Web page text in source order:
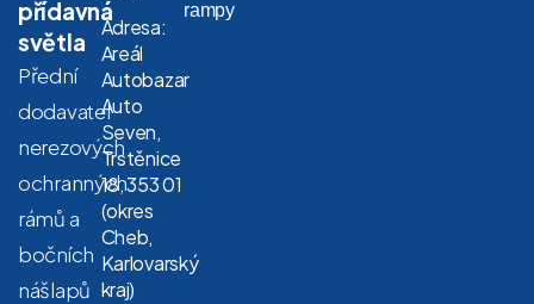
přídavná
světla
Přední
dodavatel
nerezových
ochranných
rámů a
bočních
nášlapů
Adresa:
Areál
Autobazar
Auto
Seven,
Trstěnice
18, 353 01
(okres
Cheb,
Karlovarský
kraj)
rampy